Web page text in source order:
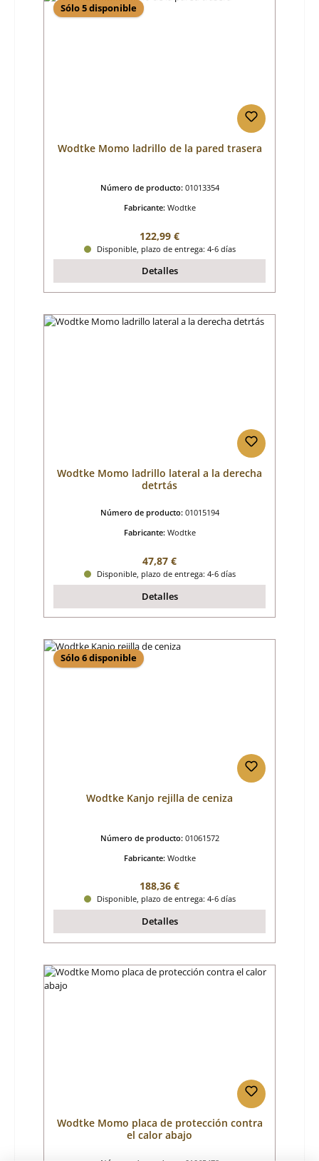
Sólo 5 disponible
Wodtke Momo ladrillo de la pared trasera
Número de producto: 01013354
Fabricante: Wodtke
Precio normal:
122,99 €
Disponible, plazo de entrega: 4-6 días
Detalles
Wodtke Momo ladrillo lateral a la derecha
detrtás
Número de producto: 01015194
Fabricante: Wodtke
Precio normal:
47,87 €
Disponible, plazo de entrega: 4-6 días
Detalles
Sólo 6 disponible
Wodtke Kanjo rejilla de ceniza
Número de producto: 01061572
Fabricante: Wodtke
Precio normal:
188,36 €
Disponible, plazo de entrega: 4-6 días
Detalles
Wodtke Momo placa de protección contra
el calor abajo